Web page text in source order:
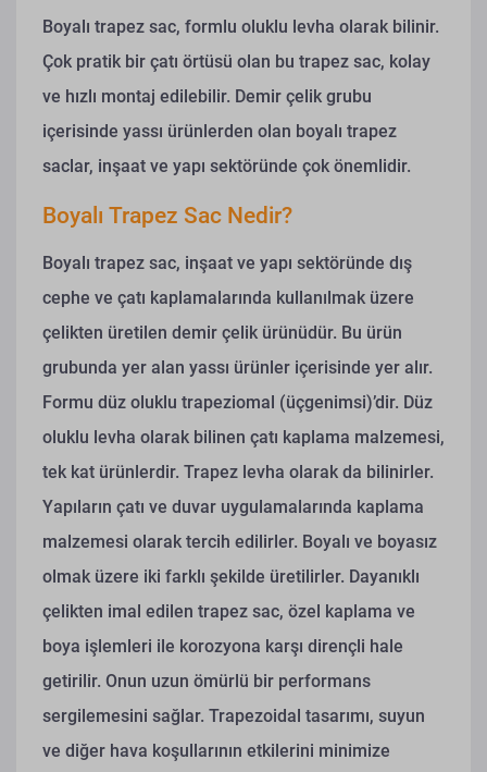
Boyalı trapez sac, formlu oluklu levha olarak bilinir.
Çok pratik bir çatı örtüsü olan bu trapez sac, kolay
ve hızlı montaj edilebilir. Demir çelik grubu
içerisinde yassı ürünlerden olan boyalı trapez
saclar, inşaat ve yapı sektöründe çok önemlidir.
Boyalı Trapez Sac Nedir?
Boyalı trapez sac, inşaat ve yapı sektöründe dış
cephe ve çatı kaplamalarında kullanılmak üzere
çelikten üretilen demir çelik ürünüdür. Bu ürün
grubunda yer alan yassı ürünler içerisinde yer alır.
Formu düz oluklu trapeziomal (üçgenimsi)’dir. Düz
oluklu levha olarak bilinen çatı kaplama malzemesi,
tek kat ürünlerdir. Trapez levha olarak da bilinirler.
Yapıların çatı ve duvar uygulamalarında kaplama
malzemesi olarak tercih edilirler. Boyalı ve boyasız
olmak üzere iki farklı şekilde üretilirler. Dayanıklı
çelikten imal edilen trapez sac, özel kaplama ve
boya işlemleri ile korozyona karşı dirençli hale
getirilir. Onun uzun ömürlü bir performans
sergilemesini sağlar. Trapezoidal tasarımı, suyun
ve diğer hava koşullarının etkilerini minimize